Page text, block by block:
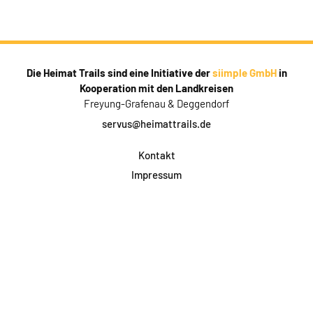
Die Heimat Trails sind eine Initiative dersiimple GmbHin
Kooperation mit den Landkreisen
Freyung-Grafenau & Deggendorf
servus@heimattrails.de
Kontakt
Impressum